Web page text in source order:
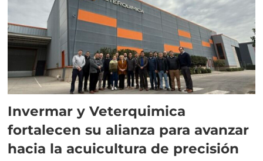
Invermar y Veterquimica
fortalecen su alianza para avanzar
hacia la acuicultura de precisión